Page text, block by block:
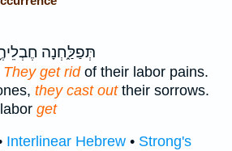
תְּפַלַּ֑חְנָה
They get ridof their labor pains.
they cast outtheir sorrows.
get
Interlinear Hebrew • Strong's